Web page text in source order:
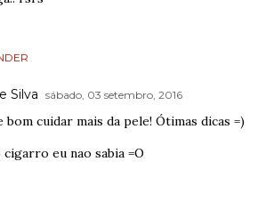
Silva sábado, 03 setembro, 2016
bom cuidar mais da pele! Ótimas dicas =)
eu nao sabia =O